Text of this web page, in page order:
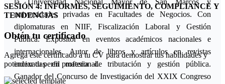
la Universidad Nacional Mayor de San Marcos y
universidades privadas en Facultades de Negocios. Con
diplomaturas en NIIF, Fiscalización Laboral y Gestión
Pública. Expositor en eventos académicos nacionales e
internacionales. Autor de libros y artículos en revistas
indexadas en materia de tributación y gestión pública.
Ganador del Concurso de Investigación del XXIX Congreso
SESIÓN 4: INFORMES, SEGUIMIENTO, COMPLIANCE Y
TENDENCIAS
Obtén tu certificado
Agrega este certificado a tu CV para demostrar tus habilidades y
potenciar tu perfil profesional.